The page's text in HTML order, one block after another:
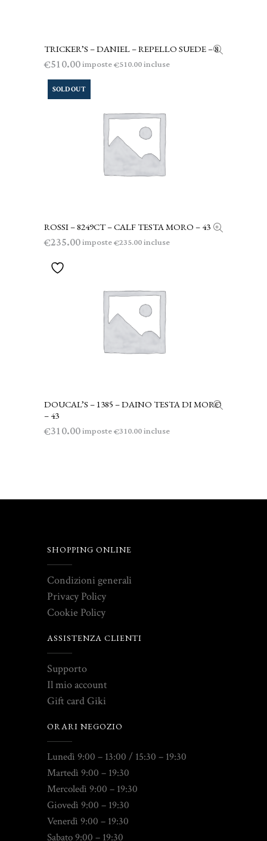
LEGGI TUTTO
TRICKER’S – DANIEL – REPELLO SUEDE – 8
€510.00imposte€510.00incluse
SOLD OUT
LEGGI TUTTO
ROSSI – 8249CT – CALF TESTA MORO – 43
€235.00imposte€235.00incluse
AGGIUNGI AL CARRELLO
DOUCAL’S – 1385 – DAINO TESTA DI MORO
– 43
€310.00imposte€310.00incluse
SHOPPING ONLINE
Condizioni generali
Privacy Policy
Cookie Policy
ASSISTENZA CLIENTI
Supporto
Il mio account
Gift card Giki
ORARI NEGOZIO
Lunedì 9:00 – 13:00 / 15:30 – 19:30
Martedì 9:00 – 19:30
Mercoledì 9:00 – 19:30
Giovedì 9:00 – 19:30
Venerdì 9:00 – 19:30
Sabato 9:00 – 19:30